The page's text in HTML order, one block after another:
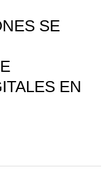
SE
EN